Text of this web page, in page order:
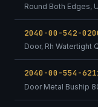
Round Both Edges,
2040-00-542-
Door, Rh Watertight
2040-00-554-
Door Metal Buship